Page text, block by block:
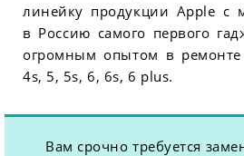
линейку продукции Apple с
в Россию самого первого
огромным опытом в
4s, 5, 5s, 6, 6s, 6 plus.
Вам срочно требуется